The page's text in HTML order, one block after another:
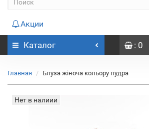
Акции
Каталог : 0
Главная Блуза жіноча кольору пудра
Нет в налиии